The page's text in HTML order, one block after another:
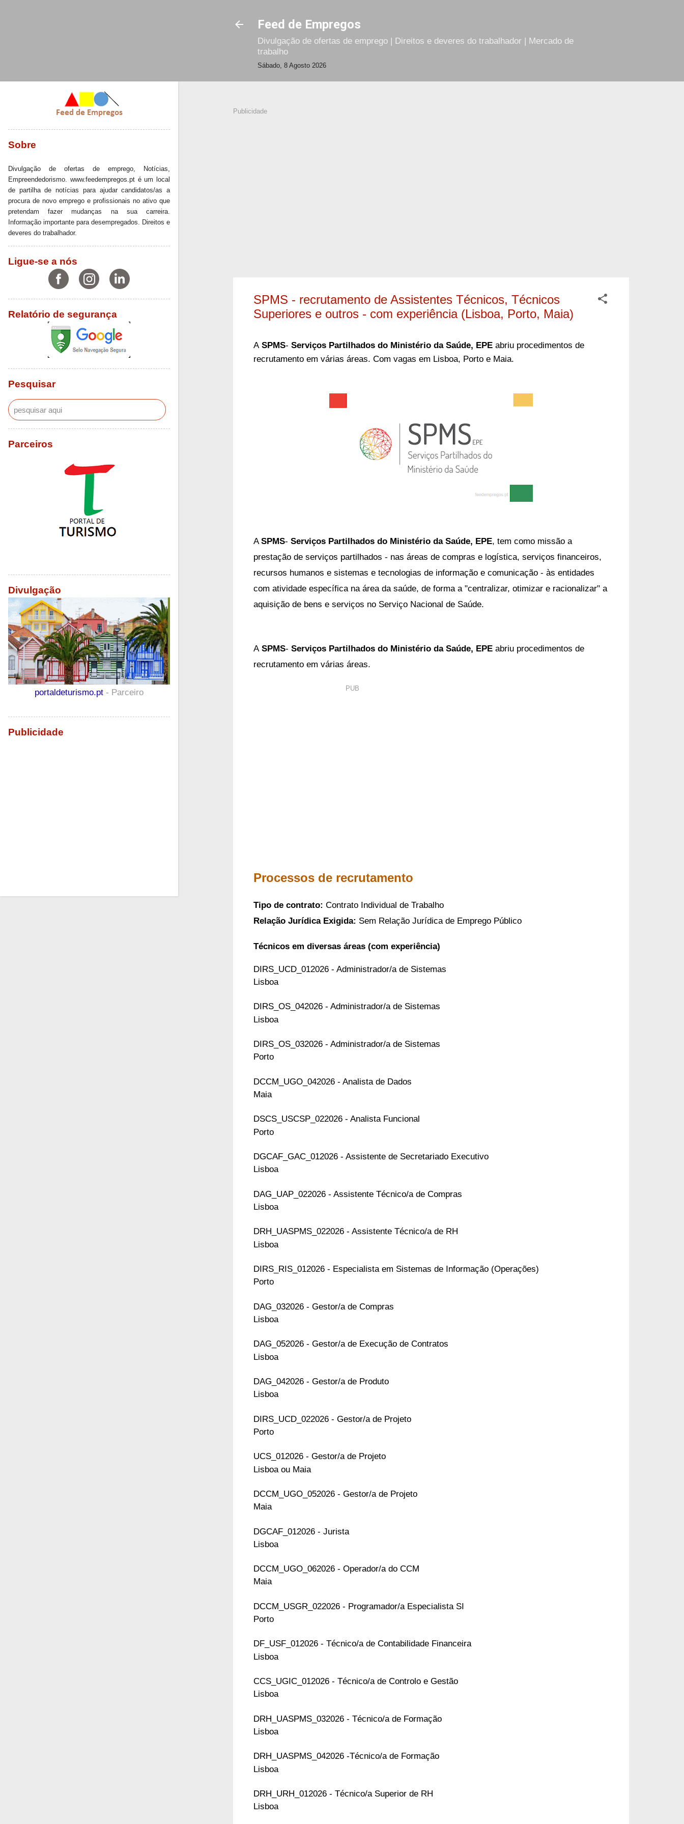
Feed de Empregos
Divulgação de ofertas de emprego | Direitos e deveres do trabalhador | Mercado de
trabalho
Sábado, 8 Agosto 2026
Publicidade
SPMS - recrutamento de Assistentes Técnicos, Técnicos
Superiores e outros - com experiência (Lisboa, Porto, Maia)
A SPMS- Serviços Partilhados do Ministério da Saúde, EPE abriu procedimentos de
recrutamento em várias áreas. Com vagas em Lisboa, Porto e Maia.
ASPMS- Serviços Partilhados do Ministério da Saúde, EPE, tem como missão a
prestação de serviços partilhados - nas áreas de compras e logística, serviços financeiros,
recursos humanos e sistemas e tecnologias de informação e comunicação - às entidades
com atividade específica na área da saúde, de forma a "centralizar, otimizar e racionalizar" a
aquisição de bens e serviços no Serviço Nacional de Saúde.
A SPMS- Serviços Partilhados do Ministério da Saúde, EPE abriu procedimentos de
recrutamento em várias áreas.
PUB
Processos de recrutamento
Tipo de contrato: Contrato Individual de Trabalho
Relação Jurídica Exigida: Sem Relação Jurídica de Emprego Público
Técnicos em diversas áreas (com experiência)
DIRS_UCD_012026 - Administrador/a de Sistemas
Lisboa
DIRS_OS_042026 - Administrador/a de Sistemas
Lisboa
DIRS_OS_032026 - Administrador/a de Sistemas
Porto
DCCM_UGO_042026 - Analista de Dados
Maia
DSCS_USCSP_022026 - Analista Funcional
Porto
DGCAF_GAC_012026 - Assistente de Secretariado Executivo
Lisboa
DAG_UAP_022026 - Assistente Técnico/a de Compras
Lisboa
DRH_UASPMS_022026 - Assistente Técnico/a de RH
Lisboa
DIRS_RIS_012026 - Especialista em Sistemas de Informação (Operações)
Porto
DAG_032026 - Gestor/a de Compras
Lisboa
DAG_052026 - Gestor/a de Execução de Contratos
Lisboa
DAG_042026 - Gestor/a de Produto
Lisboa
DIRS_UCD_022026 - Gestor/a de Projeto
Porto
UCS_012026 - Gestor/a de Projeto
Lisboa ou Maia
DCCM_UGO_052026 - Gestor/a de Projeto
Maia
DGCAF_012026 - Jurista
Lisboa
DCCM_UGO_062026 - Operador/a do CCM
Maia
DCCM_USGR_022026 - Programador/a Especialista SI
Porto
DF_USF_012026 - Técnico/a de Contabilidade Financeira
Lisboa
CCS_UGIC_012026 - Técnico/a de Controlo e Gestão
Lisboa
DRH_UASPMS_032026 - Técnico/a de Formação
Lisboa
DRH_UASPMS_042026 -Técnico/a de Formação
Lisboa
DRH_URH_012026 - Técnico/a Superior de RH
Lisboa
Sobre
Divulgação de ofertas de emprego, Notícias,
Empreendedorismo. www.feedempregos.pt é um local
de partilha de notícias para ajudar candidatos/as a
procura de novo emprego e profissionais no ativo que
pretendam fazer mudanças na sua carreira.
Informação importante para desempregados. Direitos e
deveres do trabalhador.
Ligue-se a nós
Relatório de segurança
Pesquisar
Parceiros
Divulgação
portaldeturismo.pt - Parceiro
Publicidade